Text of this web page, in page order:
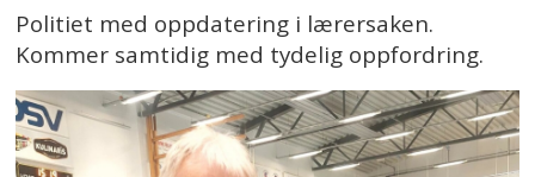
Politiet med oppdatering i lærersaken.
Kommer samtidig med tydelig oppfordring.